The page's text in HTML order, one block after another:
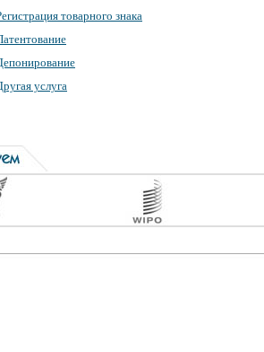
товарного знака
услуга